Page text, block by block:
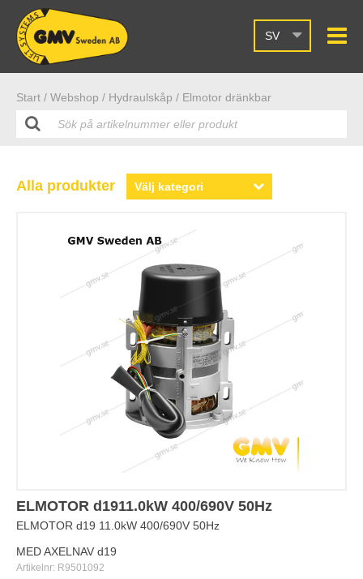
SV
Start / Webshop / Hydraulskåp / Elmotor dränkbar
Alla produkter
ELMOTOR d1911.0kW 400/690V 50Hz
ELMOTOR d19 11.0kW 400/690V 50Hz
MED AXELNAV d19
Artikelnr: R9501092